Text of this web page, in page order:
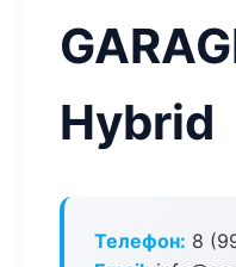
Hybrid
Телефон: 8